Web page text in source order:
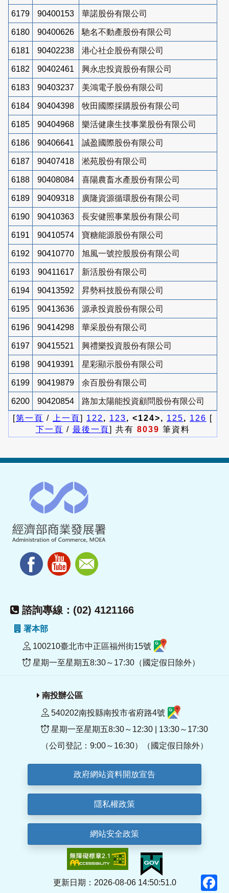
6179 90400153 華諾股份有限公司
6180 90400626 馳名不動產股份有限公司
6181 90402238 港心社企股份有限公司
6182 90402461 興永忠投資股份有限公司
6183 90403237 美鴻電子股份有限公司
6184 90404398 牧田國際採購股份有限公司
6185 90404968 樂活健康生技事業股份有限公司
6186 90406641 誠盈國際股份有限公司
6187 90407418 淞苑股份有限公司
6188 90408084 喜陽農畜水產股份有限公司
6189 90409318 廣隆資源循環股份有限公司
6190 90410363 長安健照事業股份有限公司
6191 90410574 寶糖能源股份有限公司
6192 90410770 旭風一號控股股份有限公司
6193 90411617 新活股份有限公司
6194 90413592 昇勢科技股份有限公司
6195 90413636 源承投資股份有限公司
6196 90414298 華采股份有限公司
6197 90415521 興禮樂投資股份有限公司
6198 90419391 星彩顯示股份有限公司
6199 90419879 余百股份有限公司
6200 90420854
路加太陽能投資顧問股份有限公司
[第一頁 / 上一頁] 122 , 123, <124>, 125, 126 [
下一頁 / 最後一頁] 共有 8039 筆資料
諮詢專線：(02) 4121166
署本部
100210臺北市中正區福州街15號
星期一至星期五8:30～17:30（國定假日除外）
南投辦公區
540202南投縣南投市省府路4號
星期一至星期五8:30～12:30 | 13:30～17:30
（公司登記：9:00～16:30）（國定假日除外）
政府網站資料開放宣告
隱私權政策
網站安全政策
更新日期：2026-08-06 14:50:51.0